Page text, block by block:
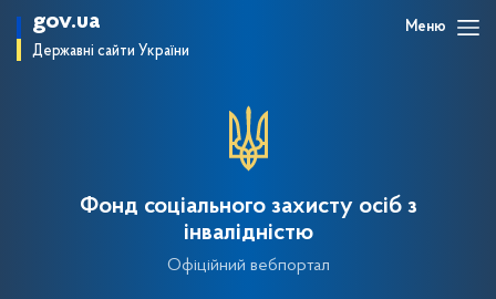
gov.ua
Державні сайти України
Меню
Фонд соціального захисту осіб з
інвалідністю
Офіційний вебпортал